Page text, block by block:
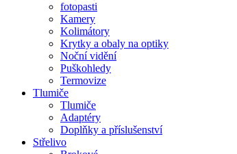
fotopasti
Kamery
Kolimátory
Krytky a obaly na optiky
Noční vidění
Puškohledy
Termovize
Tlumiče
Tlumiče
Adaptéry
Doplňky a příslušenství
Střelivo